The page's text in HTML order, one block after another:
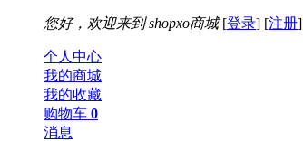
您好，欢迎来到 shopxo商城[登录] [注册]
个人中心
我的商城
我的收藏
购物车 0
消息